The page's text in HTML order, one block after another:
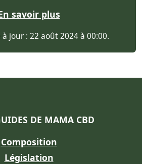
savoir plus
jour : 22 août 2024 à 00:00.
DE MAMA CBD
Composition
Législation